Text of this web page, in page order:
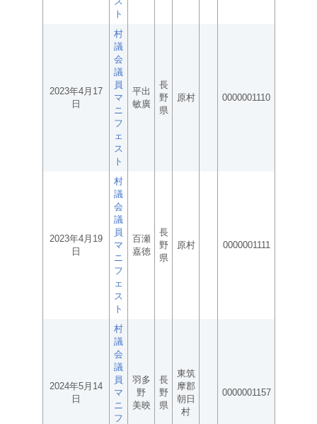
ト
2023年4月17
日
村
議
会
議
員
マ
ニ
フ
ェ
ス
ト
平出
敏廣
長
野
県
原村 0000001110
2023年4月19
日
村
議
会
議
員
マ
ニ
フ
ェ
ス
ト
百瀬
嘉徳
長
野
県
原村 0000001111
2024年5月14
日
村
議
会
議
員
マ
ニ
フ
羽多
野
美映
長
野
県
東筑
摩郡
朝日
村
0000001157